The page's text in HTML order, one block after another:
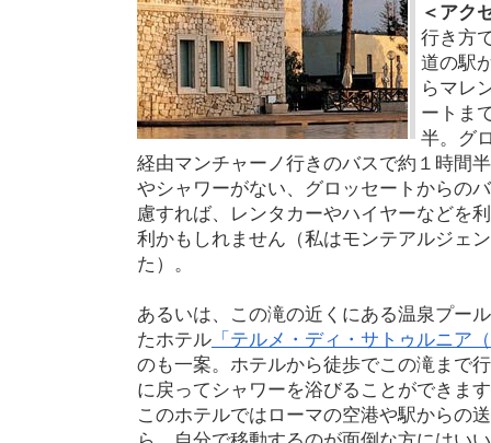
＜アク
行き方
道の駅
らマレ
ートま
半。グ
経由マンチャーノ行きのバスで約１時間
やシャワーがない、グロッセートからの
慮すれば、レンタカーやハイヤーなどを
利かもしれません（私はモンテアルジェ
た）。
あるいは、この滝の近くにある温泉プー
たホテル 「テルメ・ディ・サトゥルニア
のも一案。ホテルから徒歩でこの滝まで
に戻ってシャワーを浴びることができま
このホテルではローマの空港や駅からの